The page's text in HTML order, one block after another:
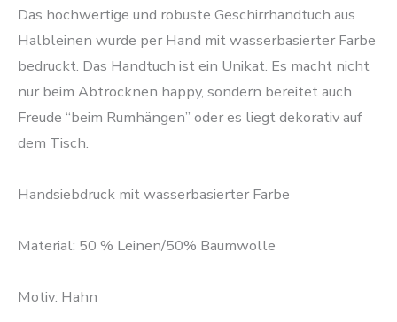
Das hochwertige und robuste Geschirrhandtuch aus
Halbleinen wurde per Hand mit wasserbasierter Farbe
bedruckt. Das Handtuch ist ein Unikat. Es macht nicht
nur beim Abtrocknen happy, sondern bereitet auch
Freude “beim Rumhängen” oder es liegt dekorativ auf
dem Tisch.
Handsiebdruck mit wasserbasierter Farbe
Material: 50 % Leinen/50% Baumwolle
Motiv: Hahn